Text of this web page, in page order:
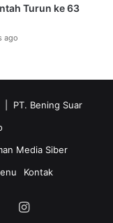
Turun ke 63
ago
| PT. Bening Suar
Media Siber
Kontak
Instagram